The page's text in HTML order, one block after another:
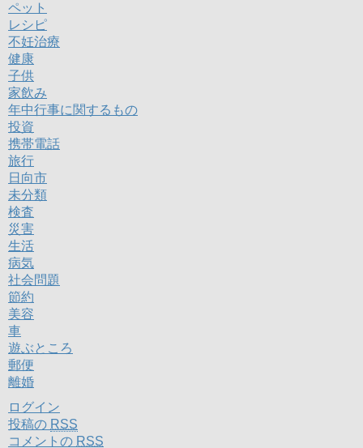
ペット
レシピ
不妊治療
健康
子供
家飲み
年中行事に関するもの
投資
携帯電話
旅行
日向市
未分類
検査
災害
生活
病気
社会問題
節約
美容
車
遊ぶところ
郵便
離婚
ログイン
投稿の RSS
コメントの RSS